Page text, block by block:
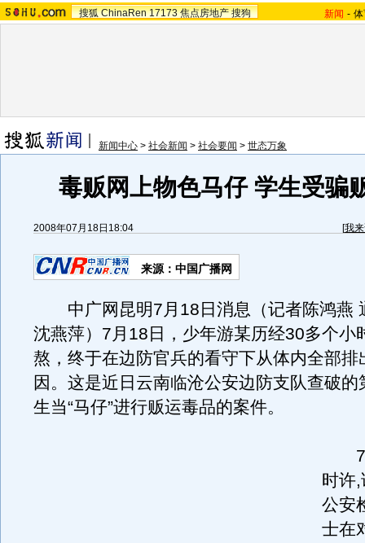
搜狐 ChinaRen 17173 焦点房地产 搜狗 新闻 -
新闻中心 > 社会新闻 > 社会要闻 > 世态万象
毒贩网上物色马仔 学生受骗
2008年07月18日18:04 [我
来源：中国广播网
中广网昆明7月18日消息（记者陈鸿燕
沈燕萍）7月18日，少年游某历经30多个小
熬，终于在边防官兵的看守下从体内全部排
因。这是近日云南临沧公安边防支队查破的
生当“马仔”进行贩运毒品的案件。
7
时许
公安
士在